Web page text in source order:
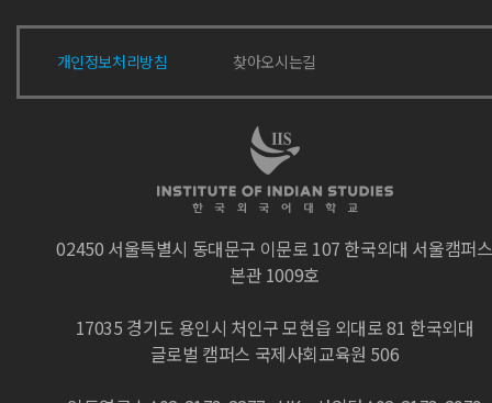
개인정보처리방침 찾아오시는길
02450 서울특별시 동대문구 이문로 107 한국외대 서울캠퍼스
본관 1009호
17035 경기도 용인시 처인구 모현읍 외대로 81 한국외대
글로벌 캠퍼스 국제사회교육원 506